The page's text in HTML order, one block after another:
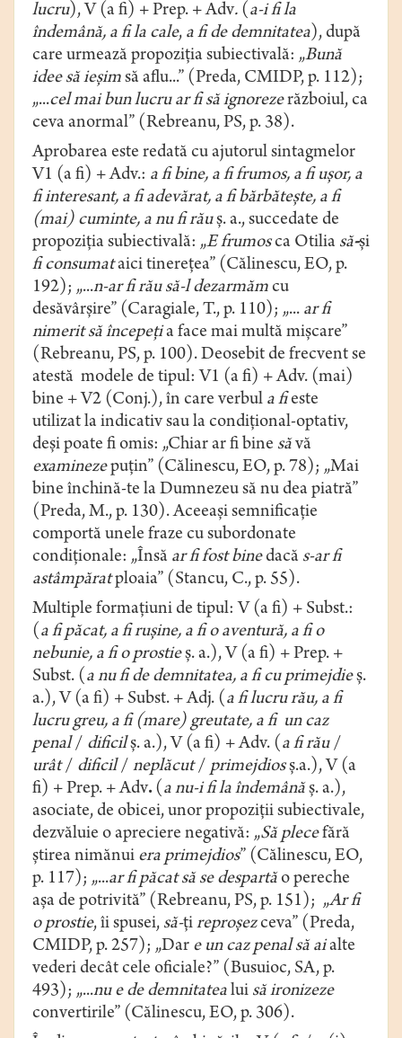
lucru), V (a fi) + Prep. + Adv. (a-i fi la
îndemână, a fi la cale, a fi de demnitatea), după
care urmează propoziția subiectivală: „Bună
idee să ieşimsă aflu...” (Preda, CMIDP, p. 112);
„...cel mai bun lucru ar fi să ignorezerăzboiul, ca
ceva anormal” (Rebreanu, PS, p. 38).
Aprobarea este redată cu ajutorul sintagmelor
V1 (a fi) + Adv.: a fi bine, a fi frumos, a fi uşor, a
fi interesant, a fi adevărat, a fi bărbăteşte, a fi
(mai) cuminte, a nu fi răuș. a., succedate de
propoziția subiectivală: „E frumosca Otilia să-şi
fi consumataici tinereţea” (Călinescu, EO, p.
192); „...n-ar fi rău să-l dezarmăm cu
desăvârșire” (Caragiale, T., p. 110); „... ar fi
nimerit să începeţia face mai multă mişcare”
(Rebreanu, PS, p. 100). Deosebit de frecvent se
atestă modele de tipul: V1 (a fi) + Adv. (mai)
bine + V2 (Conj.),în care verbul a fieste
utilizat la indicativ sau la condiţional-optativ,
deși poate fi omis: „Chiar ar fi bine săvă
examinezepuţin” (Călinescu, EO, p. 78); „Mai
bine închină-te la Dumnezeu să nu dea piatră”
(Preda, M., p. 130). Aceeași semnificație
comportă unele fraze cu subordonate
condiționale: „Însă ar fi fost binedacă s-ar fi
astâmpăratploaia” (Stancu, C., p. 55).
Multiple formațiuni de tipul: V (a fi) + Subst.:
(a fi păcat, a fi ruşine, a fi o aventură, a fi o
nebunie, a fi o prostieș. a.), V (a fi) + Prep. +
Subst. (a nu fi de demnitatea, a fi cu primejdieș.
a.), V (a fi) + Subst. + Adj. (a fi lucru rău, a fi
lucru greu, a fi (mare) greutate, a fi un caz
penal/ dificilș. a.), V (a fi) + Adv. (a fi rău/
urât/ dificil/ neplăcut/ primejdiosș.a.), V (a
fi) + Prep. +Adv. (a nu-i fi la îndemânăș. a.),
asociate, de obicei, unor propoziții subiectivale,
dezvăluie o apreciere negativă: „Să plecefără
ştirea nimănui era primejdios” (Călinescu, EO,
p. 117); „...ar fi păcat să se despartă o pereche
aşa de potrivită” (Rebreanu, PS, p. 151); „Ar fi
o prostie, îi spusei, să-ţireproşezceva” (Preda,
CMIDP, p. 257); „Dar e un caz penal să aialte
vederi decât cele oficiale?” (Busuioc, SA, p.
493); „...nu e de demnitatealui să ironizeze
convertirile” (Călinescu, EO, p. 306).